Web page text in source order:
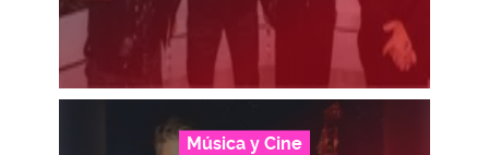
Música y Cine